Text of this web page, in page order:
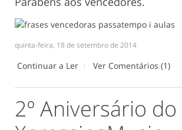
quinta-feira, 18 de setembro de 2014
Continuar a Ler Ver Comentários (1)
2º Aniversário do